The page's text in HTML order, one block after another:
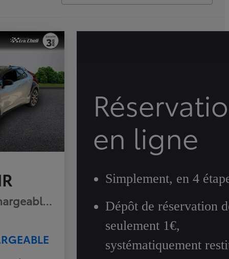
225ch GR Sport Premiere MY25
en ligne
Simplement, en 4
Dépôt de réservation
seulement 1€,
systématiquement